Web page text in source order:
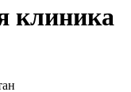
клиника